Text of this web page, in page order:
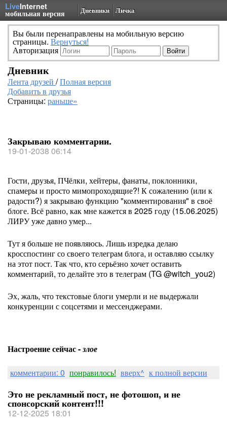
LiveInternet
мобильная версия Дневники Личка
Вы были перенаправлены на мобильную версию
страницы. Вернуться!
Авторизация
Дневник
Лента друзей /Полная версия
Добавить в друзья
Страницы: раньше»
Закрываю комментарии.
19-01-2038 06:14
Гости, друзья, ПЧёлки, хейтеры, фанаты, поклонники,
спамеры и просто мимопроходящие?! К сожалению (или к
радости?) я закрываю функцию "комментирования" в своё
блоге. Всё равно, как мне кажется в 2025 году (15.06.2025)
ЛИРУ уже давно умер...
Тут я больше не появляюсь. Лишь изредка делаю
кросспостинг со своего телеграм блога, и оставляю ссылку
на этот пост. Так что, кто серьёзно хочет оставить
комментарий, то делайте это в телеграм (TG @witch_you2)
Эх, жаль, что текстовые блоги умерли и не выдержали
конкуренции с соцсетями и мессенджерами.
Настроение сейчас -злое
комментарии: 0 понравилось! вверх^ к полной версии
Это не рекламный пост, не фотошоп, и не
спонсорский контент!!!
12-12-2025 18:01